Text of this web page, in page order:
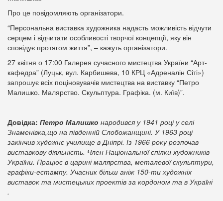
Про це повідомляють організатори.
“Персональна виставка художника надасть можливість відчути
серцем і відчитати особливості творчої концепції, яку він
сповідує протягом життя”, – кажуть організатори.
27 квітня о 17:00 Галерея сучасного мистецтва України “Арт-
кафедра” (Луцьк, вул. Карбишева, 10 КРЦ «Адреналін Сіті»)
запрошує всіх поціновувачів мистецтва на виставку “Петро
Малишко. Малярство. Скульптура. Графіка. (м. Київ)”.
Довідка: Петро Малишко народився у 1941 році у селі
Знаменівка,що на південній Слобожанщині. У 1963 році
закінчив художнє училище в Дніпрі. Із 1966 року розпочав
виставкову діяльність. Член Національної спілки художників
України. Працює в царині малярства, металевої скульптури,
графіки-естампу. Учасник більш аніж 150-ти художніх
виставок та мистецьких проектів за кордоном та в Україні
.